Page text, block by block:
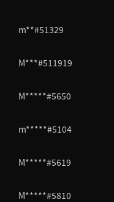
m**#51329
M***#511919
M*****#5650
m*****#5104
M*****#5619
M*****#5810